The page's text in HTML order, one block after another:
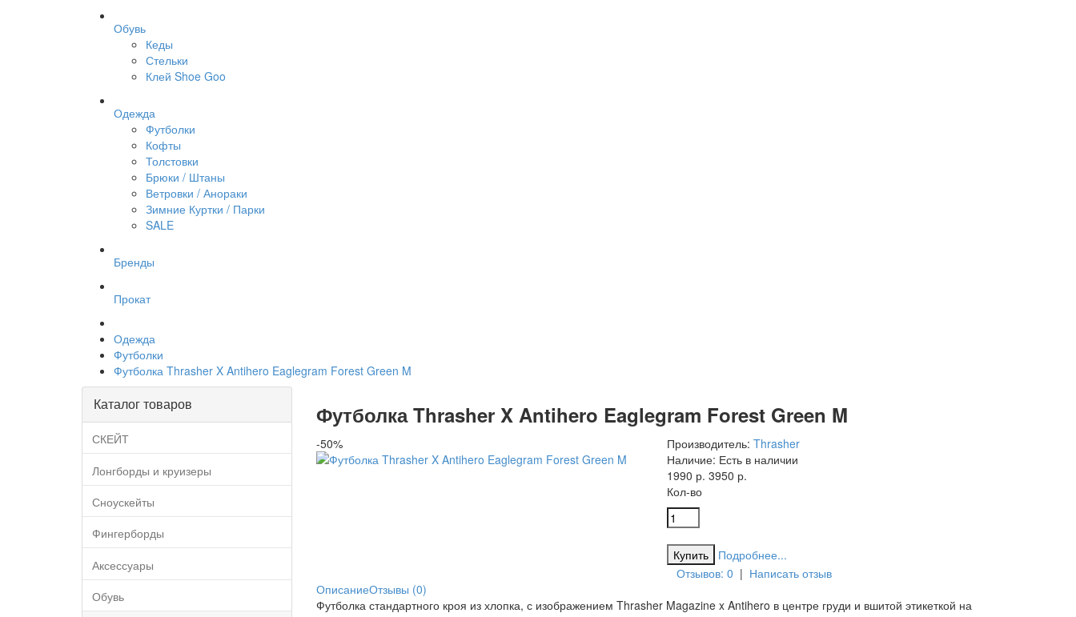
Обувь
Кеды
Стельки
Клей Shoe Goo
Одежда
Футболки
Кофты
Толстовки
Брюки / Штаны
Ветровки / Анораки
Зимние Куртки / Парки
SALE
Бренды
Прокат
Одежда
Футболки
Футболка Thrasher X Antihero Eaglegram Forest Green M
Каталог товаров
СКЕЙТ
Лонгборды и круизеры
Сноускейты
Фингерборды
Аксессуары
Обувь
Футболка Thrasher X Antihero Eaglegram Forest Green M
-50% Производитель: Thrasher
Наличие: Есть в наличии
1990 р. 3950 р.
Кол-во
Подробнее...
Отзывов: 0 | Написать отзыв
ОписаниеОтзывы (0)
Футболка стандартного кроя из хлопка, с изображением Thrasher Magazine x Antihero в центре груди и вшитой этикеткой на